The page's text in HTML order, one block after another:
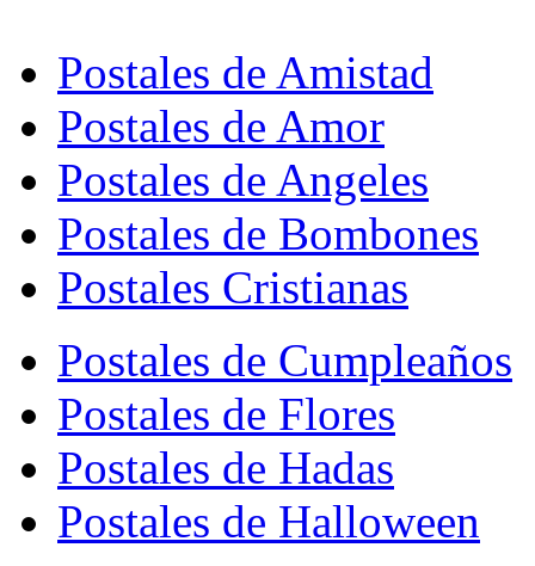
Postales de Amistad
Postales de Amor
Postales de Angeles
Postales de Bombones
Postales Cristianas
Postales de Cumpleaños
Postales de Flores
Postales de Hadas
Postales de Halloween